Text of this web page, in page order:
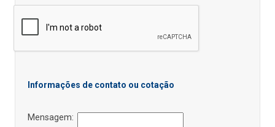
Informações de contato ou cotação
Mensagem: